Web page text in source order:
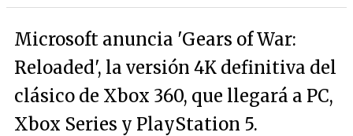
Microsoft anuncia 'Gears of War:
Reloaded', la versión 4K definitiva del
clásico de Xbox 360, que llegará a PC,
Xbox Series y PlayStation 5.